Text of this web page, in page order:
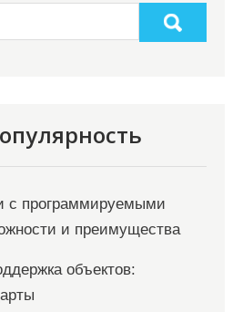
с программируемыми
и преимущества
объектов: